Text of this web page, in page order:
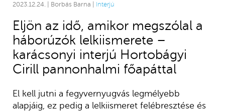
2023.12.24. | Borbás Barna | Interjú
Eljön az idő, amikor megszólal a
háborúzók lelkiismerete –
karácsonyi interjú Hortobágyi
Cirill pannonhalmi főapáttal
El kell jutni a fegyvernyugvás legmélyebb
alapjáig, ez pedig a lelkiismeret felébresztése és